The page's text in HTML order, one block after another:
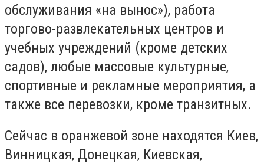
обслуживания «на вынос»), работа
торгово-развлекательных центров и
учебных учреждений (кроме детских
садов), любые массовые культурные,
спортивные и рекламные мероприятия, а
также все перевозки, кроме транзитных.
Сейчас в оранжевой зоне находятся Киев,
Винницкая, Донецкая, Киевская,